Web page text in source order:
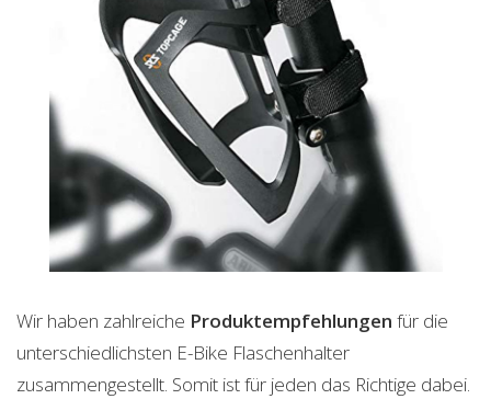
Wir haben zahlreiche Produktempfehlungen für die
unterschiedlichsten E-Bike Flaschenhalter
zusammengestellt. Somit ist für jeden das Richtige dabei.